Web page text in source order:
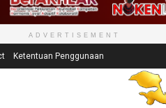
ADVERTISEMENT
Ketentuan Penggunaan